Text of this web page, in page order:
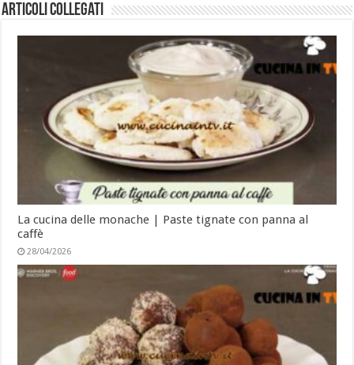
Articoli collegati
La cucina delle monache | Paste tignate con panna al
caffè
28/04/2026